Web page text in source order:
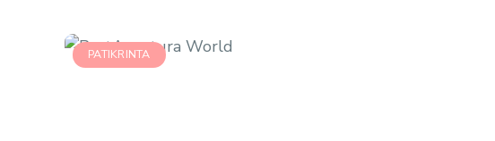
PATIKRINTA